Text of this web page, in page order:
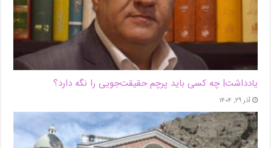
یادداشت| ‌چه کسی باید پرچم حقیقت‌جویی را نگه دارد؟
آذر ۲۹, ۱۴۰۴